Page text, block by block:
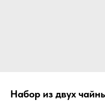
Набор из двух